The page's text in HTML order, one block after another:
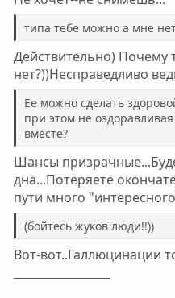
типа тебе можно а мне
Действительно) Почему
нет?))Несправедливо
Ее можно сделать
при этом не
вместе?
Шансы
дна...Потеряете
пути много
(бойтесь жуков люди!!))
Вот-вот..Галлюцинации